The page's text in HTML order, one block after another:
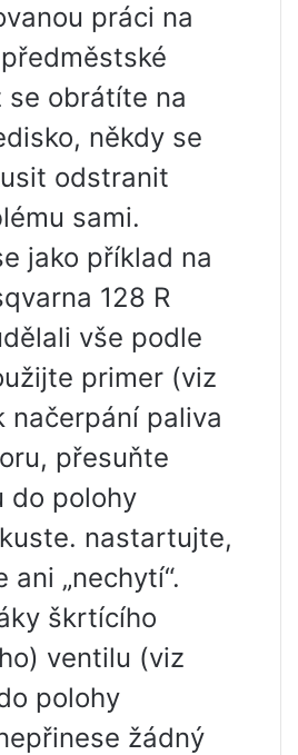
práci na
se obrátíte na
někdy se
odstranit
sami.
jako příklad na
128 R
vše podle
primer (viz
načerpání paliva
přesuňte
do polohy
nastartujte,
ani „nechytí“.
škrtícího
ventilu (viz
polohy
žádný